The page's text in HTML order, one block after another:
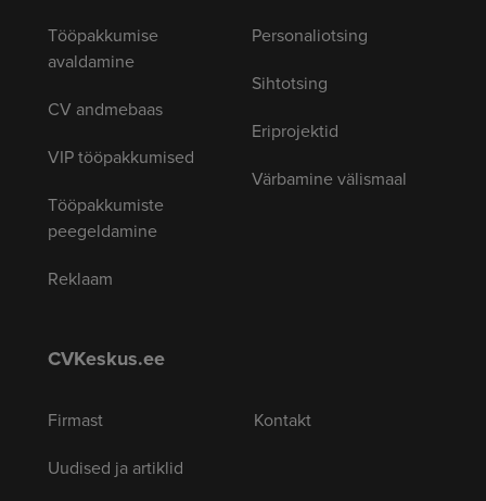
Tööpakkumise
avaldamine
CV andmebaas
VIP tööpakkumised
Tööpakkumiste
peegeldamine
Reklaam
Personaliotsing
Sihtotsing
Eriprojektid
Värbamine välismaal
CVKeskus.ee
Firmast
Uudised ja artiklid
Kontakt